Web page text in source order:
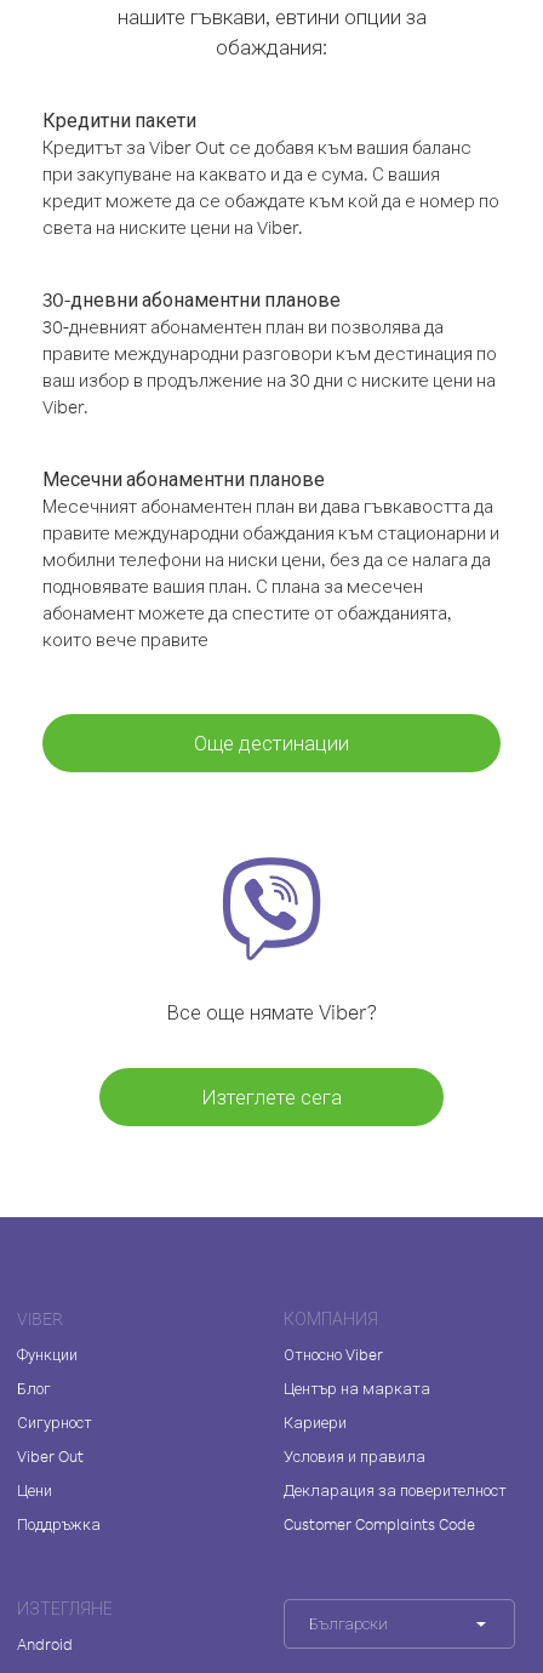
нашите гъвкави, евтини опции за
обаждания:
Кредитни пакети
Кредитът за Viber Out се добавя към вашия баланс
при закупуване на каквато и да е сума. С вашия
кредит можете да се обаждате към кой да е номер по
света на ниските цени на Viber.
30-дневни абонаментни планове
30-дневният абонаментен план ви позволява да
правите международни разговори към дестинация по
ваш избор в продължение на 30 дни с ниските цени на
Viber.
Месечни абонаментни планове
Месечният абонаментен план ви дава гъвкавостта да
правите международни обаждания към стационарни и
мобилни телефони на ниски цени, без да се налага да
подновявате вашия план. С плана за месечен
абонамент можете да спестите от обажданията,
които вече правите
Още дестинации
Все още нямате Viber?
Изтеглете сега
VIBER
Функции
Блог
Сигурност
Viber Out
Цени
Поддръжка
КОМПАНИЯ
Относно Viber
Център на марката
Кариери
Условия и правила
Декларация за поверителност
Customer Complaints Code
ИЗТЕГЛЯНЕ
Android
Български